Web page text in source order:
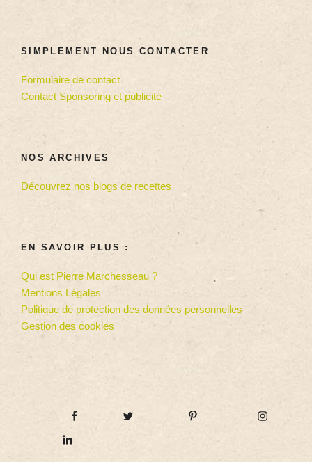
SIMPLEMENT NOUS CONTACTER
Formulaire de contact
Contact Sponsoring et publicité
NOS ARCHIVES
Découvrez nos blogs de recettes
EN SAVOIR PLUS :
Qui est Pierre Marchesseau ?
Mentions Légales
Politique de protection des données personnelles
Gestion des cookies